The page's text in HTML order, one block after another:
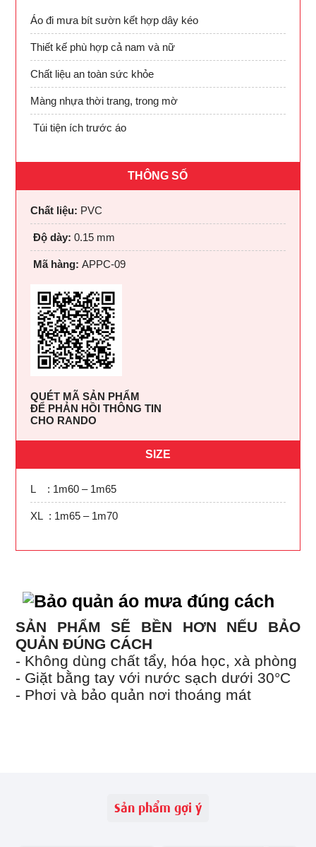
Áo đi mưa bít sườn kết hợp dây kéo
Thiết kế phù hợp cả nam và nữ
Chất liệu an toàn sức khỏe
Màng nhựa thời trang, trong mờ
Túi tiện ích trước áo
THÔNG SỐ
Chất liệu: PVC
Độ dày:0.15 mm
Mã hàng:APPC-09
QUÉT MÃ SẢN PHẨM
ĐỂ PHẢN HỒI THÔNG TIN
CHO RANDO
SIZE
L : 1m60 – 1m65
XL : 1m65 – 1m70
SẢN PHẨM SẼ BỀN HƠN NẾU BẢO
QUẢN ĐÚNG CÁCH
- Không dùng chất tẩy, hóa học, xà phòng
- Giặt bằng tay với nước sạch dưới 30°C
- Phơi và bảo quản nơi thoáng mát
Sản phẩm gợi ý